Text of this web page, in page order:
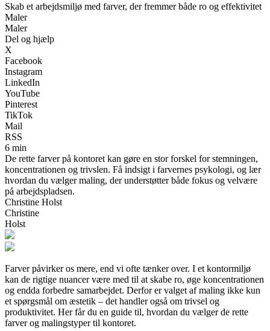
Skab et arbejdsmiljø med farver, der fremmer både ro og effektivitet
Maler
Maler
Del og hjælp
X
Facebook
Instagram
LinkedIn
YouTube
Pinterest
TikTok
Mail
RSS
6 min
De rette farver på kontoret kan gøre en stor forskel for stemningen,
koncentrationen og trivslen. Få indsigt i farvernes psykologi, og lær
hvordan du vælger maling, der understøtter både fokus og velvære
på arbejdspladsen.
Christine Holst
Christine
Holst
Farver påvirker os mere, end vi ofte tænker over. I et kontormiljø
kan de rigtige nuancer være med til at skabe ro, øge koncentrationen
og endda forbedre samarbejdet. Derfor er valget af maling ikke kun
et spørgsmål om æstetik – det handler også om trivsel og
produktivitet. Her får du en guide til, hvordan du vælger de rette
farver og malingstyper til kontoret.